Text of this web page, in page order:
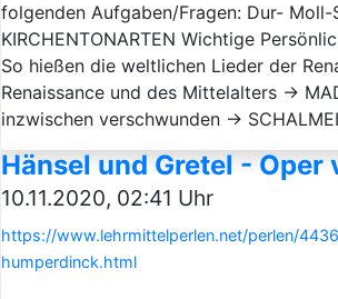
folgenden Aufgaben/Fragen: Dur-
KIRCHENTONARTEN Wichtige
So hießen die weltlichen Lieder der
Renaissance und des Mittelalters →
inzwischen verschwunden →
Hänsel und Gretel -
10.11.2020, 02:41 Uhr
https://www.lehrmittelperlen.net/perlen/
humperdinck.html